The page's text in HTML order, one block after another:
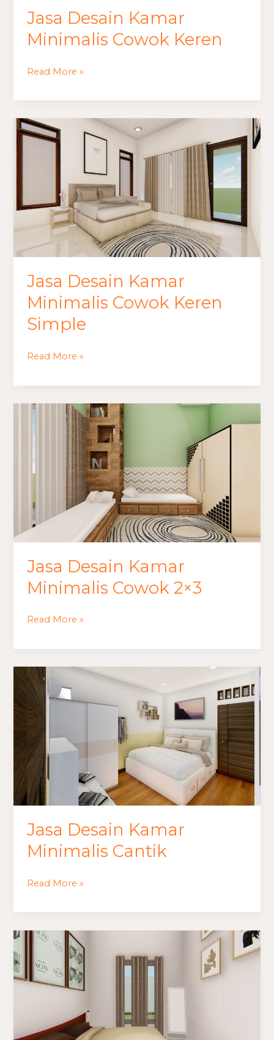
Jasa Desain Kamar
Minimalis Cowok Keren
Read More »
Jasa Desain Kamar
Minimalis Cowok Keren
Simple
Jasa
Desain
Keren
Simple
Read More »
Jasa Desain Kamar
Minimalis Cowok 2×3
Jasa
Minimalis
Cowok
Read More »
Jasa Desain Kamar
Minimalis Cantik
Jasa
Desain
Kamar
Cantik
Read More »
Jasa
Kamar
Minimalis